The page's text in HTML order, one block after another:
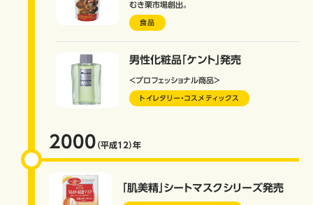
むき栗市場創出。
食品
男性化粧品「ケント」発売
＜プロフェッショナル商品＞
トイレタリー・コスメティックス
2000 （平成12）年
「肌美精」シートマスクシリーズ発売